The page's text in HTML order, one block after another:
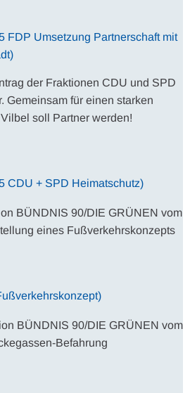
FDP Umsetzung Partnerschaft mit
der Fraktionen CDU und SPD
Gemeinsam für einen starken
soll Partner werden!
CDU + SPD Heimatschutz)
BÜNDNIS 90/DIE GRÜNEN vom
eines Fußverkehrskonzepts
BÜNDNIS 90/DIE GRÜNEN vom
Befahrung